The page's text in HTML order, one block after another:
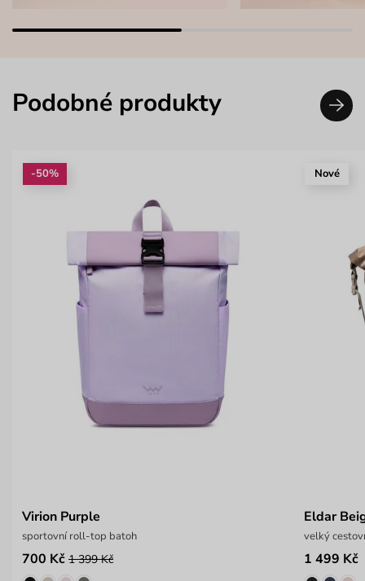
Podobné produkty
-50%
Virion Purple
sportovní roll-top batoh
700 Kč 1 399 Kč
Nové
Eldar
velký
1 499 Kč